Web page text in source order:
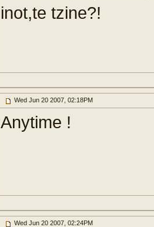
inot,te tzine?!
Wed Jun 20 2007, 02:18PM
Anytime !
Wed Jun 20 2007, 02:24PM